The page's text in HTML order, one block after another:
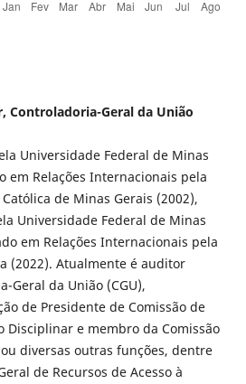
Controladoria-Geral da União
Universidade Federal de Minas
em Relações Internacionais pela
de Minas Gerais (2002),
Universidade Federal de Minas
em Relações Internacionais pela
(2022). Atualmente é auditor
Geral da União (CGU),
de Presidente de Comissão de
Disciplinar e membro da Comissão
diversas outras funções, dentre
de Recursos de Acesso à